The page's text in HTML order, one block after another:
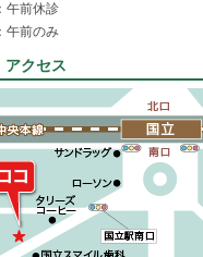
：午前休診
：午前のみ
アクセス